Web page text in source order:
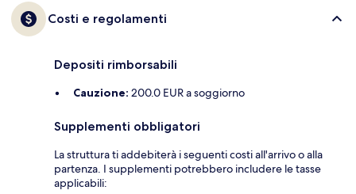
Costi e regolamenti
Depositi rimborsabili
Cauzione: 200.0 EUR a soggiorno
Supplementi obbligatori
La struttura ti addebiterà i seguenti costi all'arrivo o alla
partenza. I supplementi potrebbero includere le tasse
applicabili: